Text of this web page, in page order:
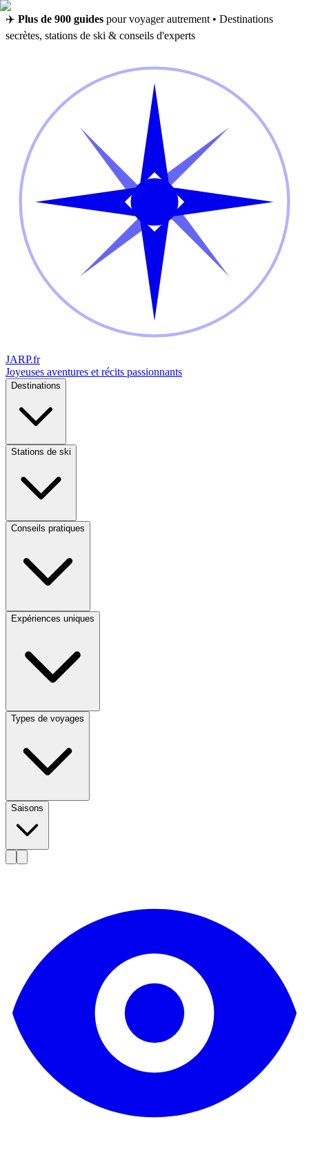
✈️ Plus de 900 guides pour voyager autrement • Destinations
secrètes, stations de ski & conseils d'experts
JARP.fr
Joyeuses aventures et récits passionnants
Destinations
Stations de ski
Conseils pratiques
Expériences uniques
Types de voyages
Saisons